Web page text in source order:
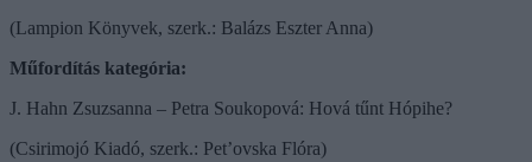
(Lampion Könyvek, szerk.: Balázs Eszter Anna)
Műfordítás kategória:
J. Hahn Zsuzsanna – Petra Soukopová: Hová tűnt Hópihe?
(Csirimojó Kiadó, szerk.: Pet’ovska Flóra)